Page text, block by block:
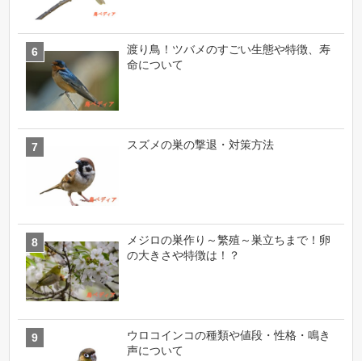
渡り鳥！ツバメのすごい生態や特徴、寿
命について
スズメの巣の撃退・対策方法
メジロの巣作り～繁殖～巣立ちまで！卵
の大きさや特徴は！？
ウロコインコの種類や値段・性格・鳴き
声について